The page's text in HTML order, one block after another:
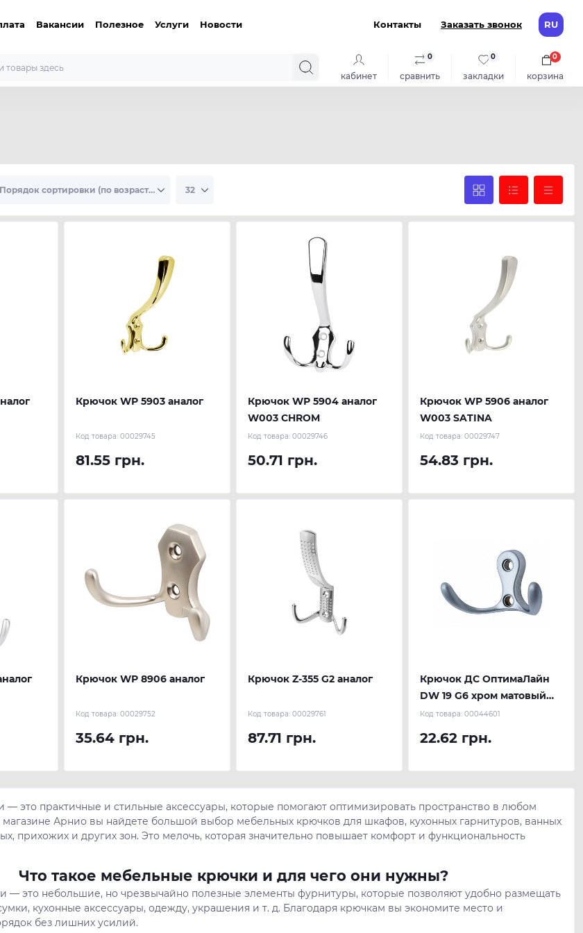
Вакансии Полезное Услуги Новости Контакты Заказать звонок RU
кабинет сравнить
0
закладки
0
корзина
0
Крючок WР 5903 аналог
Код товара: 00029745
81.55 грн.
Крючок WР 5904 аналог
W003 CHROM
Код товара: 00029746
50.71 грн.
Крючок WР 5906 аналог
W003 SATINA
Код товара: 00029747
54.83 грн.
Крючок WР 8906 аналог
Код товара: 00029752
35.64 грн.
Крючок Z-355 G2 аналог
Код товара: 00029761
87.71 грн.
Крючок ДС ОптимаЛайн
DW 19 G6 хром матовый
(алюминий)
Код товара: 00044601
22.62 грн.
это практичные и стильные аксессуары, которые помогают оптимизировать пространство в любом
Арнио вы найдете большой выбор мебельных крючков для шкафов, кухонных гарнитуров, ванных
прихожих и других зон. Это мелочь, которая значительно повышает комфорт и функциональность
Что такое мебельные крючки и для чего они нужны?
— это небольшие, но чрезвычайно полезные элементы фурнитуры, которые позволяют удобно размещать
кухонные аксессуары, одежду, украшения и т. д. Благодаря крючкам вы экономите место и
без лишних усилий.